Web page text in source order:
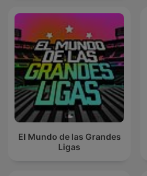
El Mundo de las Grandes
Ligas